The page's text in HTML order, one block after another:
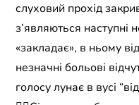
слуховий прохід
з’являються наступні
«закладає», в ньому
незначні больові
голосу лунає в вусі